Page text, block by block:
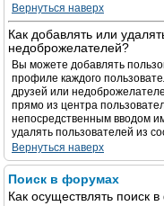
Вернуться наверх
Как добавлять или
недоброжелателей?
Вы можете добавлять
профиле каждого
друзей или
прямо из центра
непосредственным вводом
удалять пользователей из
Вернуться наверх
Поиск в форумах
Как осуществлять поиск